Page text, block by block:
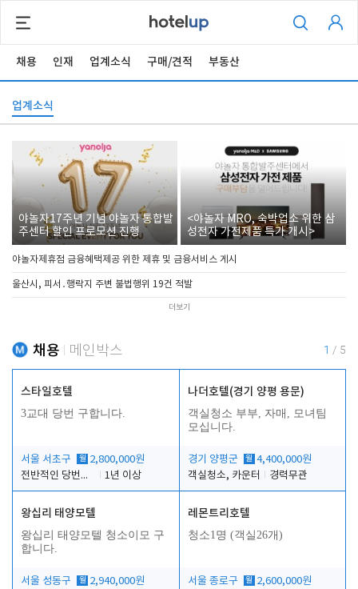
채용 인재 업계소식 구매/견적 부동산
업계소식
야놀자17주년 기념 야놀자 통합발
주센터 할인 프로모션 진행
<야놀자 MRO, 숙박업소 위한 삼
성전자 가전제품 특가 개시>
야놀자제휴점 금융혜택제공 위한 제휴 및 금융서비스 게시
울산시, 피서․행락지 주변 불법행위 19건 적발
더보기
채용 메인박스 1 / 5
스타일호텔
3교대 당번 구합니다.
서울 서초구 월 2,800,000원
전반적인 당번업무
1년 이상
나더호텔(경기 양평 용문)
객실청소 부부, 자매, 모녀팀
모십니다.
경기 양평군 월 4,400,000원
객실청소, 카운터
경력무관
왕십리 태양모텔
왕십리 태양모텔 청소이모 구
합니다.
서울 성동구 월 2,940,000원
레몬트리호텔
청소1명 (객실26개)
서울 종로구 월 2,600,000원